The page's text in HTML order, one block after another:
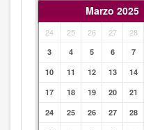
Marzo 2025
24 25 26 27 28
3
4 5 6 7
10
11 12 13 14
17
18 19 20 21
24
25 26 27 28